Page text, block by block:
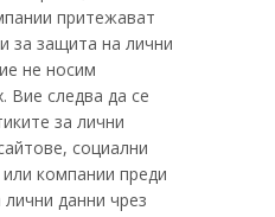
притежават
за защита на лични
не носим
Вие следва да се
за лични
социални
компании преди
данни чрез